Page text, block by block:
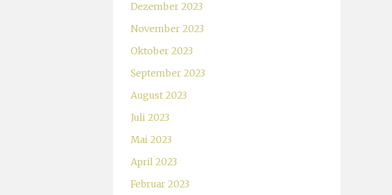
Dezember 2023
November 2023
Oktober 2023
September 2023
August 2023
Juli 2023
Mai 2023
April 2023
Februar 2023